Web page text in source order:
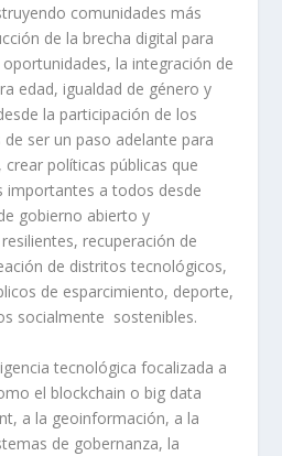
comunidades más
de la brecha digital para
la integración de
edad, igualdad de género y
la participación de los
ser un paso adelante para
políticas públicas que
importantes a todos desde
gobierno abierto y
recuperación de
de distritos tecnológicos,
de esparcimiento, deporte,
socialmente sostenibles.
tecnológica focalizada a
el blockchain o big data
a la geoinformación, a la
de gobernanza, la